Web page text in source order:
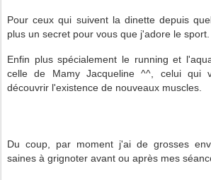
Pour ceux qui suivent la dinette depuis
plus un secret pour vous que j'adore le sport.
Enfin plus spécialement le running et
celle de Mamy Jacqueline ^^, celui qui
découvrir l'existence de nouveaux muscles.
Du coup, par moment j'ai de grosses
saines à grignoter avant ou après mes